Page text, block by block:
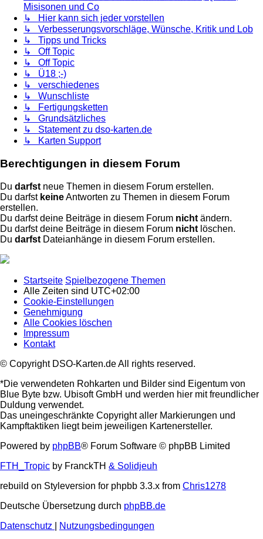
Misisonen und Co
↳ Hier kann sich jeder vorstellen
↳ Verbesserungsvorschläge, Wünsche, Kritik und Lob
↳ Tipps und Tricks
↳ Off Topic
↳ Off Topic
↳ Ü18 ;-)
↳ verschiedenes
↳ Wunschliste
↳ Fertigungsketten
↳ Grundsätzliches
↳ Statement zu dso-karten.de
↳ Karten Support
Berechtigungen in diesem Forum
Du darfst neue Themen in diesem Forum erstellen.
Du darfst keineAntworten zu Themen in diesem Forum
erstellen.
Du darfst deine Beiträge in diesem Forum nicht ändern.
Du darfst deine Beiträge in diesem Forum nicht löschen.
Du darfst Dateianhänge in diesem Forum erstellen.
Startseite Spielbezogene Themen
Alle Zeiten sind UTC+02:00
Cookie-Einstellungen
Genehmigung
Alle Cookies löschen
Impressum
Kontakt
© Copyright DSO-Karten.de All rights reserved.
*Die verwendeten Rohkarten und Bilder sind Eigentum von
Blue Byte bzw. Ubisoft GmbH und werden hier mit freundlicher
Duldung verwendet.
Das uneingeschränkte Copyright aller Markierungen und
Kampftaktiken liegt beim jeweiligen Kartenersteller.
Powered by phpBB® Forum Software © phpBB Limited
FTH_Tropic by FranckTH & Solidjeuh
rebuild on Styleversion for phpbb 3.3.x from Chris1278
Deutsche Übersetzung durch phpBB.de
Datenschutz
Nutzungsbedingungen